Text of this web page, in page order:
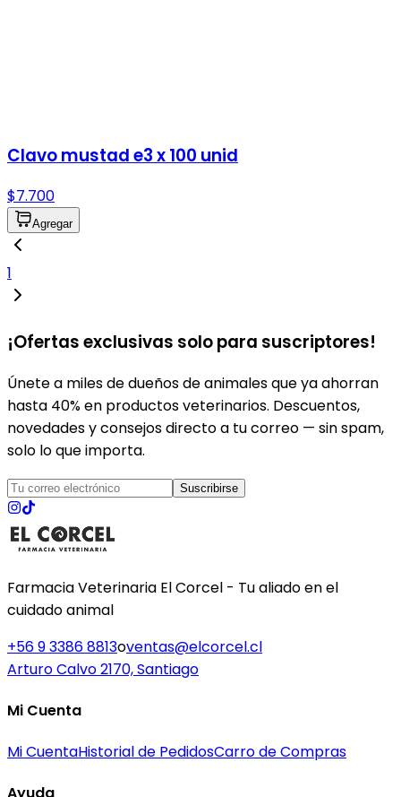
Clavo mustad e3 x 100 unid
$7.700
Agregar
1
¡Ofertas exclusivas solo para suscriptores!
Únete a miles de dueños de animales que ya ahorran
hasta 40% en productos veterinarios. Descuentos,
novedades y consejos directo a tu correo — sin spam,
solo lo que importa.
Suscribirse
Farmacia Veterinaria El Corcel - Tu aliado en el
cuidado animal
+56 9 3386 8813oventas@elcorcel.cl
Arturo Calvo 2170, Santiago
Mi Cuenta
Mi CuentaHistorial de PedidosCarro de Compras